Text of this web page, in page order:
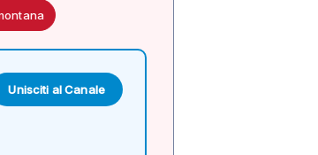
Unisciti al Canale